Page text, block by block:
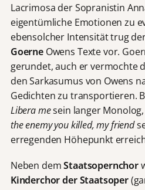
Lacrimosa der Sopranistin
eigentümliche Emotionen zu
ebensolcher Intensität trug
Goerne Owens Texte vor.
gerundet, auch er vermochte
den Sarkasumus von Owens
Gedichten zu transportieren.
Libera mesein langer
the enemy you killed, my friend
erregenden Höhepunkt
Neben demStaatsopernchor
Kinderchor der Staatsoper